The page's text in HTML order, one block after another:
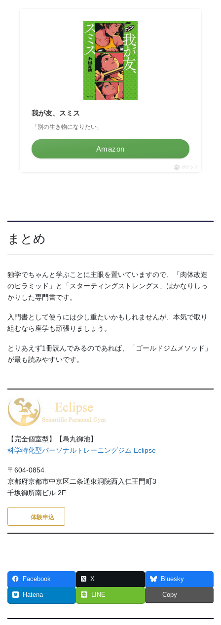
我が友、スミス
「別の生き物になりたい」
Amazon
ポチップ
まとめ
独学でちゃんと学ぶことに主眼を置いていますので、「肉体改造
のピラミッド」と「スターティングストレングス」はかなりしっ
かりした専門書です。
入門書として使うには少し重たいかもしれませんが、本気で取り
組むなら座学も頑張りましょう。
とりあえず1冊読んでみるのであれば、「ゴールドジムメソッド」
が最も読みやすいです。
【完全個室型】【烏丸御池】
科学特化型パーソナルトレーニングジム Eclipse
〒604-0854
京都府京都市中京区二条通東洞院西入仁王門町3
千坂御所南ビル 2F
体験申込
Facebook X Bluesky
Hatena LINE Copy